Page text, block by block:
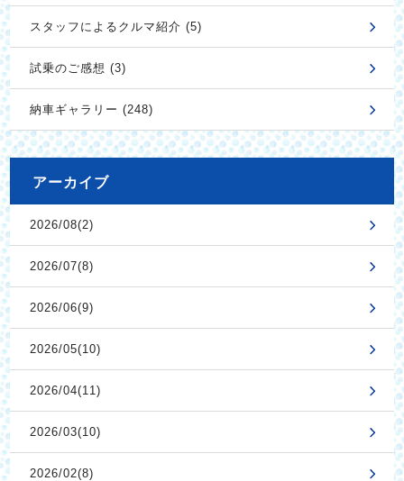
スタッフによるクルマ紹介 (5)
試乗のご感想 (3)
納車ギャラリー (248)
アーカイブ
2026/08(2)
2026/07(8)
2026/06(9)
2026/05(10)
2026/04(11)
2026/03(10)
2026/02(8)